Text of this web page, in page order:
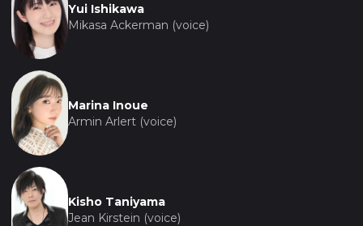
Yui Ishikawa
Mikasa Ackerman (voice)
Marina Inoue
Armin Arlert (voice)
Kisho Taniyama
Jean Kirstein (voice)